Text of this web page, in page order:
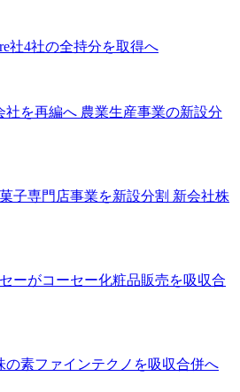
社4社の全持分を取得へ
社を再編へ 農業生産事業の新設分
子専門店事業を新設分割 新会社株
ーがコーセー化粧品販売を吸収合
の素ファインテクノを吸収合併へ